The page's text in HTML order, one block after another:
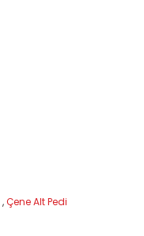
,Çene Alt Pedi